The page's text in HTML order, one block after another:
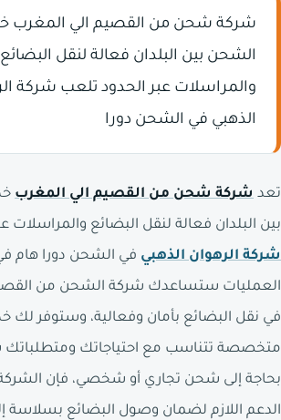
شركة شحن من القصيم الي المغرب
الشحن بين البلدان فعالة لنقل البضائع
والمراسلات عبر الحدود تلعب شركة
الذهبي في الشحن دورا
تعد شركة شحن من القصيم الي المغرب
بين البلدان فعالة لنقل البضائع والمراسلات
شركة الرهوان الذهبي في الشحن دورا هام
العمليات ستساعدك شركة الشحن من
في نقل البضائع بأمان وفعالية، وستوفر لك
متخصصة تتناسب مع احتياجاتك
بحاجة إلى شحن تجاري أو شخصي، فإن
الدعم اللازم لضمان وصول البضائع بسلاسة